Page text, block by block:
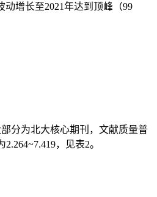
增长至2021年达到顶峰（99
分为北大核心期刊，文献质量普
，见表2。